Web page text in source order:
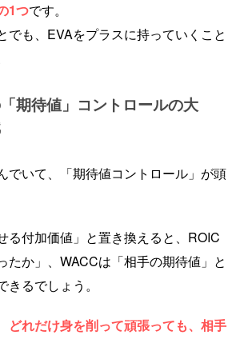
1つです。
でも、EVAをプラスに持っていくこと
期待値」コントロールの大
でいて、「期待値コントロール」が頭
る付加価値」と置き換えると、ROIC
たか」、WACCは「相手の期待値」と
るでしょう。
どれだけ身を削って頑張っても、相手